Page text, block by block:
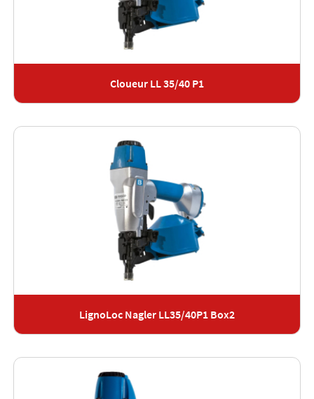
Cloueur LL 35/40 P1
LignoLoc Nagler LL35/40P1 Box2